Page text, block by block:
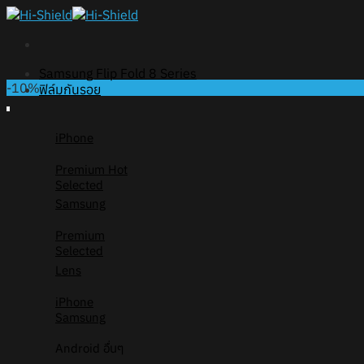
Skip
Samsung Flip Fold 8 Series
ฟิล์มกันรอย
iPhone
Premium
Selected
Samsung
Premium
Selected
Lens
iPhone
Samsung
Android อื่นๆ
-10%